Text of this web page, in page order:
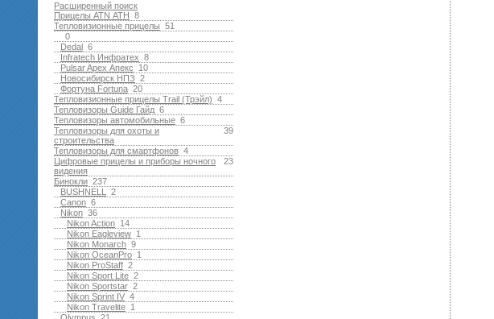
Расширенный поиск
8
Прицелы ATN АТН
51
Тепловизионные прицелы
0
6
Dedal
8
Infratech Инфратех
10
Pulsar Apex Апекс
2
Новосибирск НПЗ
20
Фортуна Fortuna
4
Тепловизионные прицелы Trail (Трэйл)
6
Тепловизоры Guide Гайд
6
Тепловизоры автомобильные
39
Тепловизоры для охоты и
строительства
4
Тепловизоры для смартфонов
23
Цифровые прицелы и приборы ночного
видения
237
Бинокли
2
BUSHNELL
6
Canon
36
Nikon
14
Nikon Action
1
Nikon Eagleview
9
Nikon Monarch
1
Nikon OceanPro
2
Nikon ProStaff
2
Nikon Sport Lite
2
Nikon Sportstar
4
Nikon Sprint IV
1
Nikon Travelite